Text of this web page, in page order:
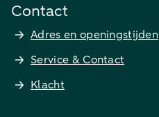
Contact
Adres en openingstijden
Service & Contact
Klacht